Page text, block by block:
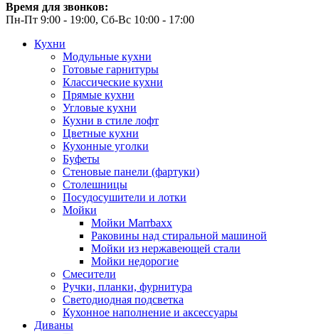
Время для звонков:
Пн-Пт 9:00 - 19:00, Сб-Вс 10:00 - 17:00
Кухни
Модульные кухни
Готовые гарнитуры
Классические кухни
Прямые кухни
Угловые кухни
Кухни в стиле лофт
Цветные кухни
Кухонные уголки
Буфеты
Стеновые панели (фартуки)
Столешницы
Посудосушители и лотки
Мойки
Мойки Marrbaxx
Раковины над стиральной машиной
Мойки из нержавеющей стали
Мойки недорогие
Смесители
Ручки, планки, фурнитура
Светодиодная подсветка
Кухонное наполнение и аксессуары
Диваны